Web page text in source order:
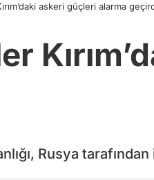
askeri güçleri alarma
Rusya